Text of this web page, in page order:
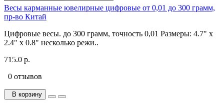
Весы карманные ювелирные цифровые от 0,01 до 300 грамм,
пр-во Китай
Цифровые весы. до 300 грамм, точность 0,01 Размеры: 4.7" x
2.4" x 0.8" несколько режи..
715.0 р.
0 отзывов
В корзину